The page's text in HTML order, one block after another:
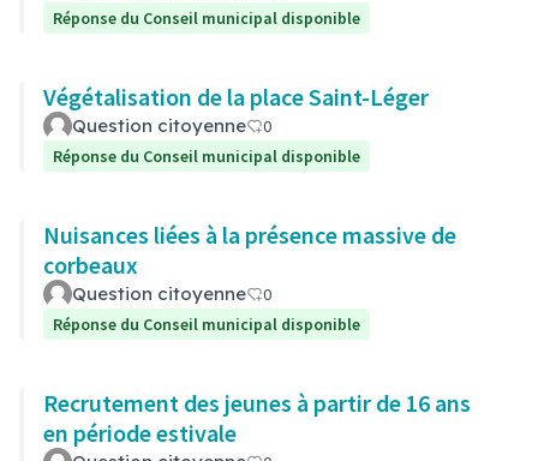
Réponse du Conseil municipal disponible
Végétalisation de la place Saint-Léger
Question citoyenne
0
Réponse du Conseil municipal disponible
Nuisances liées à la présence massive de
corbeaux
Question citoyenne
0
Réponse du Conseil municipal disponible
Recrutement des jeunes à partir de 16 ans
en période estivale